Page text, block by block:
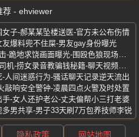
荐 - ehviewer
子-郝某某坠楼送医-官方未公布伤情
爆料兜不住屎-男友gay身份曝光
人间迷惑行为-骚话聊天记录逆天流出
敲响安全警钟-凌晨四点火警及时处置
-女人还护老公-丈夫偏帮小三打老婆
男共享-男子33天刷7万包养技师李锐
隐私政策 网站地图